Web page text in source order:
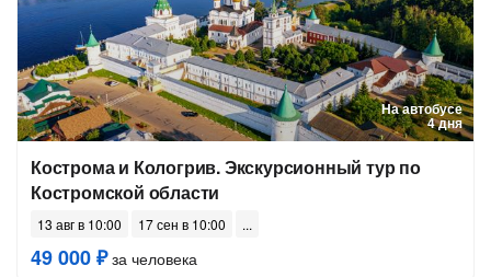
На автобусе
4 дня
Кострома и Кологрив. Экскурсионный тур по
Костромской области
13 авг в 10:00 17 сен в 10:00
49 000 ₽за человека